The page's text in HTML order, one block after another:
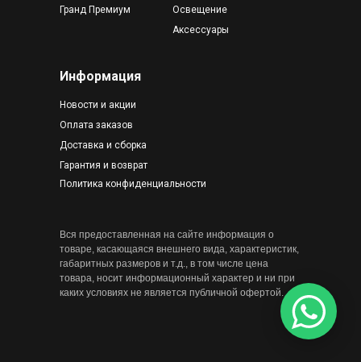
Освещение
Аксессуары
Вся предоставленная на сайте информация о
товаре, касающаяся внешнего вида, характеристик,
габаритных размеров и т.д., в том числе цена
товара, носит информационный характер и ни при
каких условиях не является публичной офертой.
Информация
Оплата заказов
Доставка и сборка
Гарантия и возврат
Политика конфиденциальности
Новости и акции
Гранд Премиум